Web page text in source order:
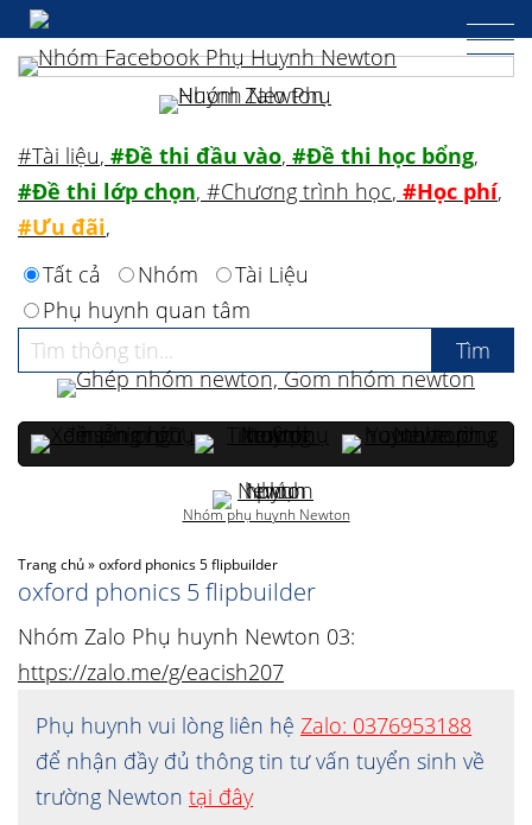
Trang chủ»oxford phonics 5 flipbuilder
oxford phonics 5 flipbuilder
Nhóm Zalo Phụ huynh Newton 03:
https://zalo.me/g/eacish207
Phụ huynh vui lòng liên hệ Zalo: 0376953188
để nhận đầy đủ thông tin tư vấn tuyển sinh về
trường Newton tại đây
#Tài liệu, #Đề thi đầu vào, #Đề thi học bổng,
#Đề thi lớp chọn, #Chương trình học, #Học phí,
#Ưu đãi,
Tất cả
Nhóm
Tài Liệu
Phụ huynh quan tâm
Nhóm phụ huynh Newton